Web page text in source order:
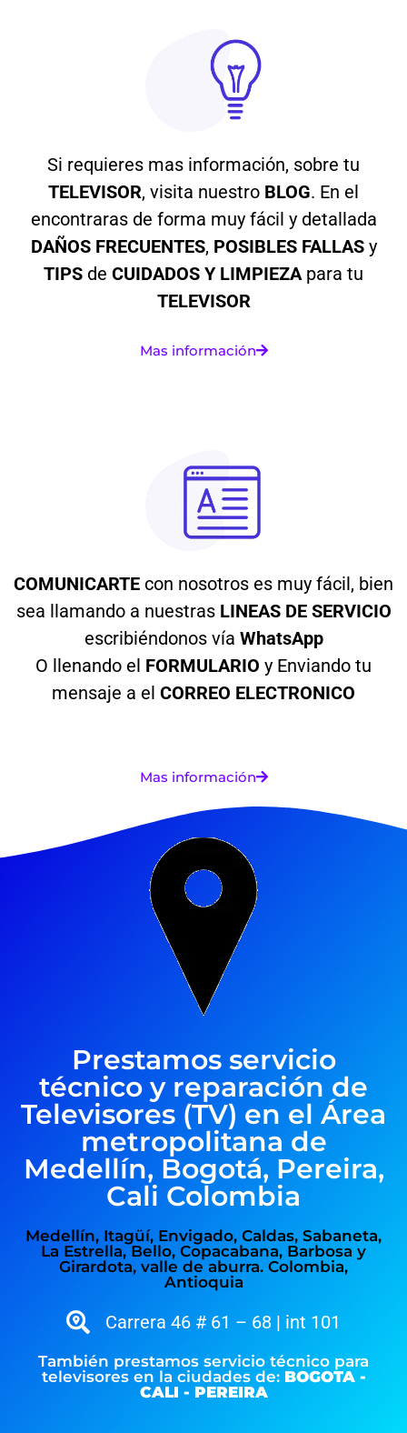
Si requieres mas información, sobre tu
TELEVISOR, visita nuestro BLOG. En el
encontraras de forma muy fácil y detallada
DAÑOS FRECUENTES, POSIBLES FALLASy
TIPS de CUIDADOS Y LIMPIEZApara tu
TELEVISOR
Mas información
COMUNICARTE con nosotros es muy fácil, bien
sea llamando a nuestras LINEAS DE SERVICIO
escribiéndonos vía WhatsApp
O llenando el FORMULARIO y Enviando tu
mensaje a el CORREO ELECTRONICO
Mas información
Prestamos servicio
técnico y reparación de
Televisores (TV) en el Área
metropolitana de
Medellín, Bogotá, Pereira,
Cali Colombia
Medellín, Itagüí, Envigado, Caldas, Sabaneta,
La Estrella, Bello, Copacabana, Barbosa y
Girardota, valle de aburra. Colombia,
Antioquia
Carrera 46 # 61 – 68 | int 101
También prestamos servicio técnico para
televisores en la ciudades de: BOGOTA -
CALI - PEREIRA